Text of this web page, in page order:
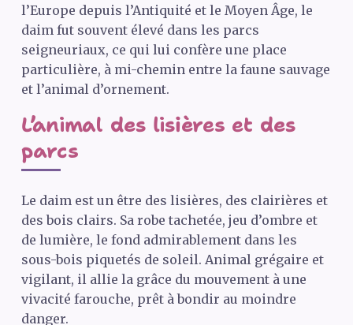
l’Europe depuis l’Antiquité et le Moyen Âge, le
daim fut souvent élevé dans les parcs
seigneuriaux, ce qui lui confère une place
particulière, à mi-chemin entre la faune sauvage
et l’animal d’ornement.
L’animal des lisières et des
parcs
Le daim est un être des lisières, des clairières et
des bois clairs. Sa robe tachetée, jeu d’ombre et
de lumière, le fond admirablement dans les
sous-bois piquetés de soleil. Animal grégaire et
vigilant, il allie la grâce du mouvement à une
vivacité farouche, prêt à bondir au moindre
danger.